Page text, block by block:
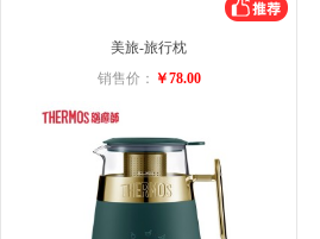
美旅-旅行枕
销售价： ￥78.00